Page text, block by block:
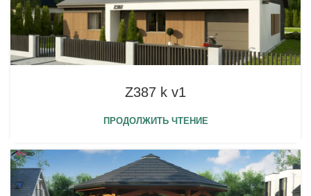
Z387 k v1
ПРОДОЛЖИТЬ ЧТЕНИЕ